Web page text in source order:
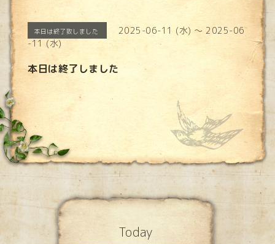
本日は終了致しました
2025-06-11 (水) ～ 2025-06
-11 (水)
本日は終了しました
Today